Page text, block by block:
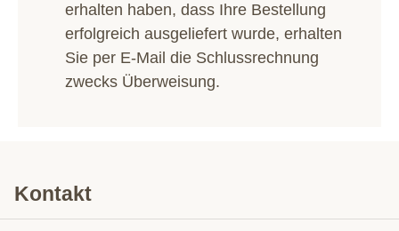
erhalten haben, dass Ihre Bestellung
erfolgreich ausgeliefert wurde, erhalten
Sie per E-Mail die Schlussrechnung
zwecks Überweisung.
Kontakt